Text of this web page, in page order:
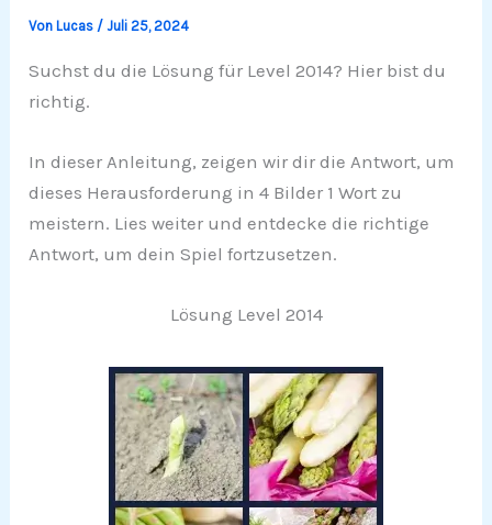
VonLucas /Juli 25, 2024
Suchst du die Lösung für Level 2014? Hier bist du
richtig.
In dieser Anleitung, zeigen wir dir die Antwort, um
dieses Herausforderung in 4 Bilder 1 Wort zu
meistern. Lies weiter und entdecke die richtige
Antwort, um dein Spiel fortzusetzen.
Lösung Level 2014